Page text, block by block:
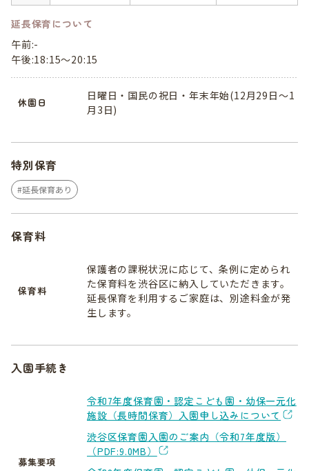
延長保育について
午前:-
午後:18:15～20:15
休園日
日曜日・国民の祝日・年末年始(12月29日～1
月3日)
特別保育
延長保育あり
保育料
保育料
保護者の課税状況に応じて、条例に定められ
た保育料を渋谷区に納入していただきます。
延長保育を利用するご家庭は、別途料金が発
生します。
入園手続き
募集要項
令和7年度保育園・認定こども園・幼保一元化
施設（長時間保育）入園申し込みについて
渋谷区保育園入園のご案内（令和7年度版）
（PDF:9.0MB）